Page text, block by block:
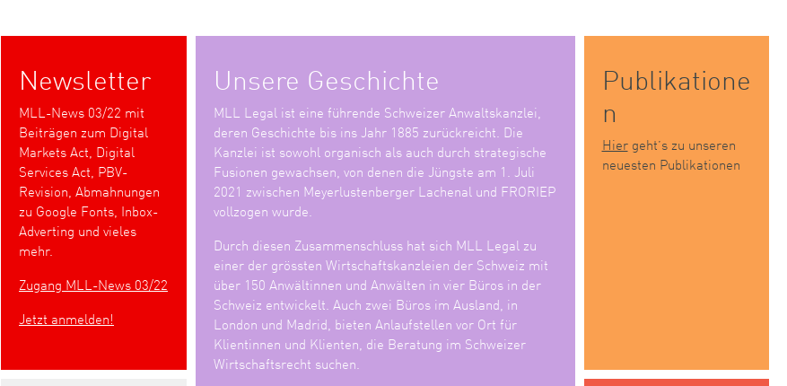
Newsletter
MLL-News 03/22 mit
Beiträgen zum Digital
Markets Act, Digital
Services Act, PBV-
Revision, Abmahnungen
zu Google Fonts, Inbox-
Adverting und vieles
mehr.
Zugang MLL-News 03/22
Jetzt anmelden!
Unsere Geschichte
MLL Legal ist eine führende Schweizer Anwaltskanzlei,
deren Geschichte bis ins Jahr 1885 zurückreicht. Die
Kanzlei ist sowohl organisch als auch durch strategische
Fusionen gewachsen, von denen die Jüngste am 1. Juli
2021 zwischen Meyerlustenberger Lachenal und FRORIEP
vollzogen wurde.
Durch diesen Zusammenschluss hat sich MLL Legal zu
einer der grössten Wirtschaftskanzleien der Schweiz mit
über 150 Anwältinnen und Anwälten in vier Büros in der
Schweiz entwickelt. Auch zwei Büros im Ausland, in
London und Madrid, bieten Anlaufstellen vor Ort für
Klientinnen und Klienten, die Beratung im Schweizer
Wirtschaftsrecht suchen.
Publikatione
n
Hiergeht’s zu unseren
neuesten Publikationen